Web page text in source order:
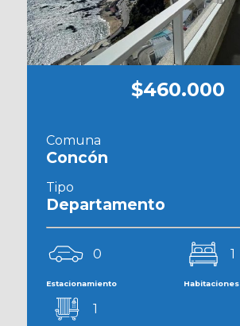
$460.000
Comuna
Concón
Tipo
Departamento
0
Estacionamiento
1
Habitaciones
1